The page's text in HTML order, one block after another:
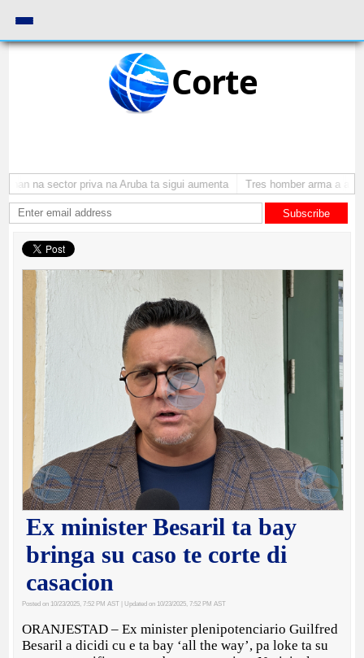
Corte
na sector priva na Aruba ta sigui aumenta Tres homber arma a
Subscribe
Ex minister Besaril ta bay
bringa su caso te corte di
casacion
Posted on 10/23/2025, 7:52 PM AST | Updated on 10/23/2025, 7:52 PM AST
ORANJESTAD – Ex minister plenipotenciario Guilfred
Besaril a dicidi cu e ta bay ‘all the way’, pa loke ta su